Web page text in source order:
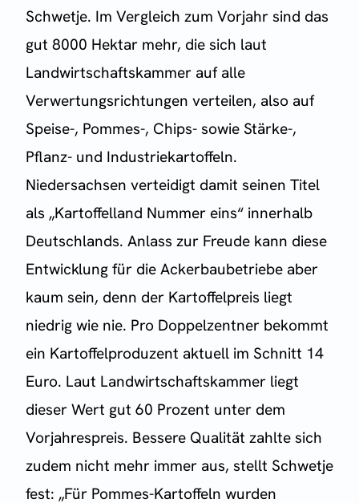
Schwetje. Im Vergleich zum Vorjahr sind das
gut 8000 Hektar mehr, die sich laut
Landwirtschaftskammer auf alle
Verwertungsrichtungen verteilen, also auf
Speise-, Pommes-, Chips- sowie Stärke-,
Pflanz- und Industriekartoffeln.
Niedersachsen verteidigt damit seinen Titel
als „Kartoffelland Nummer eins“ innerhalb
Deutschlands. Anlass zur Freude kann diese
Entwicklung für die Ackerbaubetriebe aber
kaum sein, denn der Kartoffelpreis liegt
niedrig wie nie. Pro Doppelzentner bekommt
ein Kartoffelproduzent aktuell im Schnitt 14
Euro. Laut Landwirtschaftskammer liegt
dieser Wert gut 60 Prozent unter dem
Vorjahrespreis. Bessere Qualität zahlte sich
zudem nicht mehr immer aus, stellt Schwetje
fest: „Für Pommes-Kartoffeln wurden